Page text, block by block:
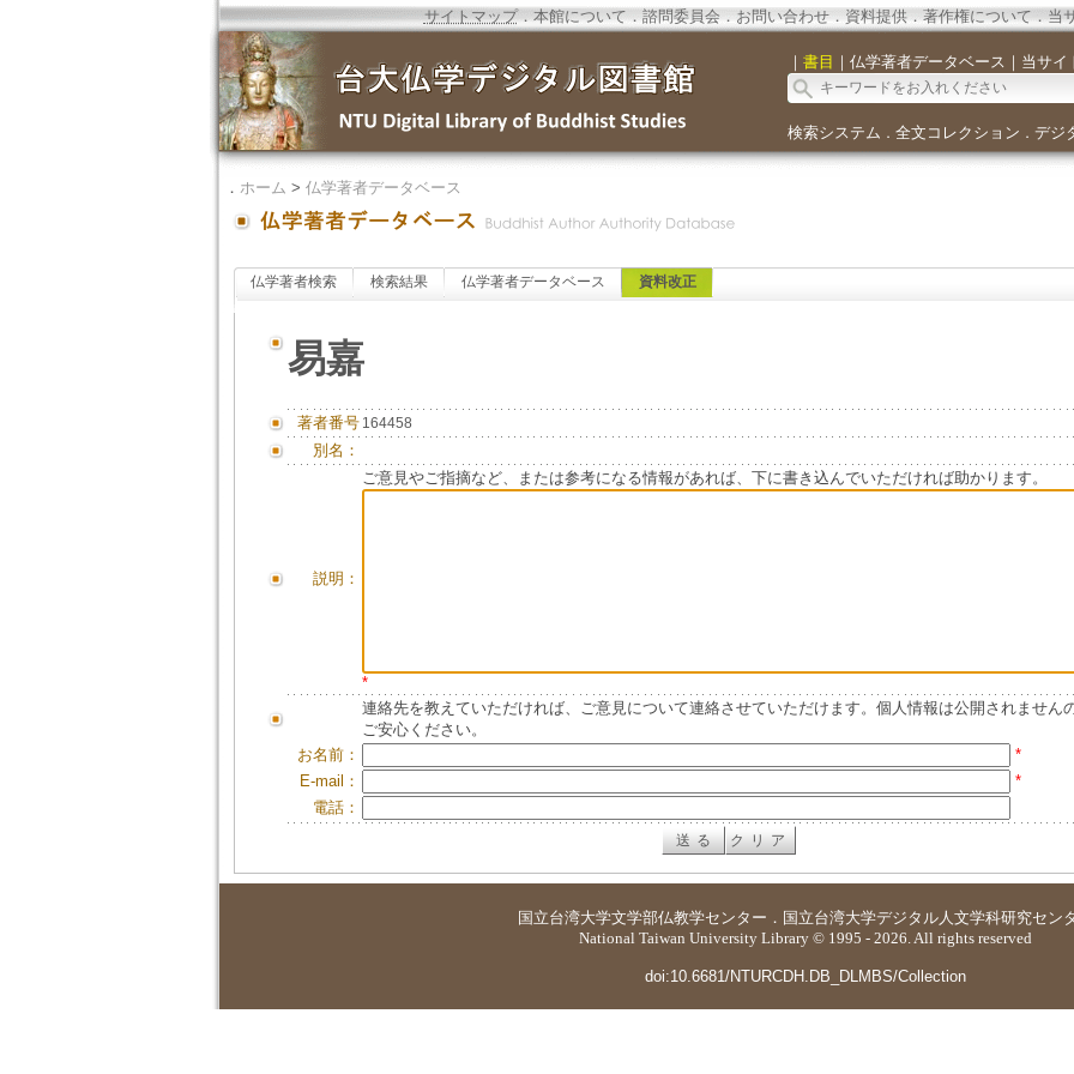
サイトマップ．本館について．諮問委員会． お問い合わせ． 資料提供．著作権について．当
｜ 書目 ｜ 仏学著者データベース ｜ 当サイ
検索システム ． 全文コレクション ． デジ
． ホーム > 仏学著者データベース
仏学著者検索 検索結果 仏学著者データベース 資料改正
易嘉
著者番号 164458
別名：
説明：
ご意見やご指摘など、または参考になる情報があれば、下に書き込んでいただければ助かります。
*
連絡先を教えていただければ、ご意見について連絡させていただけます。個人情報は公開されません
ご安心ください。
お名前：
*
E-mail：
*
電話：
国立台湾大学文学部仏教学センター ． 国立台湾大学デジタル人文学科研究セン
National Taiwan University Library © 1995 - 2026. All rights reserved
doi:10.6681/NTURCDH.DB_DLMBS/Collection